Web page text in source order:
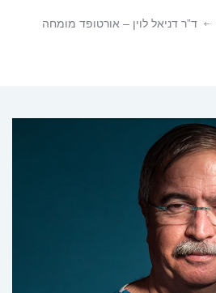
ד”ר דניאל לוין – אורטופד מומחה